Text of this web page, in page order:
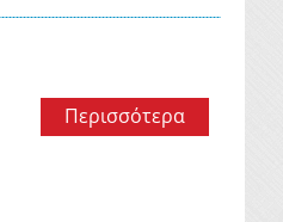
Περισσότερα